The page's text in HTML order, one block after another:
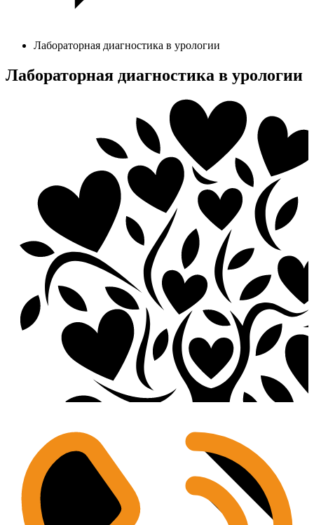
Лабораторная диагностика в урологии
Лабораторная диагностика в урологии